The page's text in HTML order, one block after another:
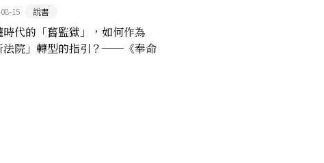
15 說書
時代的「舊監獄」，如何作為
法院」轉型的指引？──《奉命